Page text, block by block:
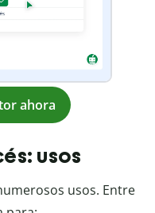
ahora
usos
usos. Entre